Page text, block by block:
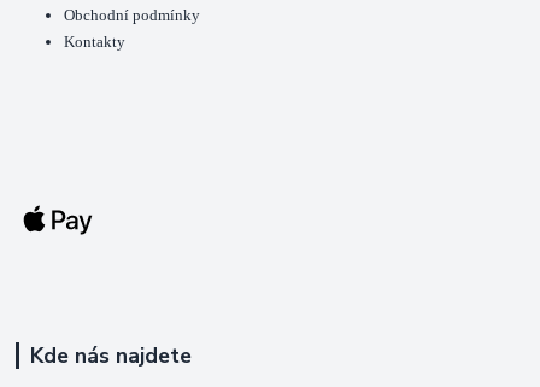
Obchodní podmínky
Kontakty
Kde nás najdete